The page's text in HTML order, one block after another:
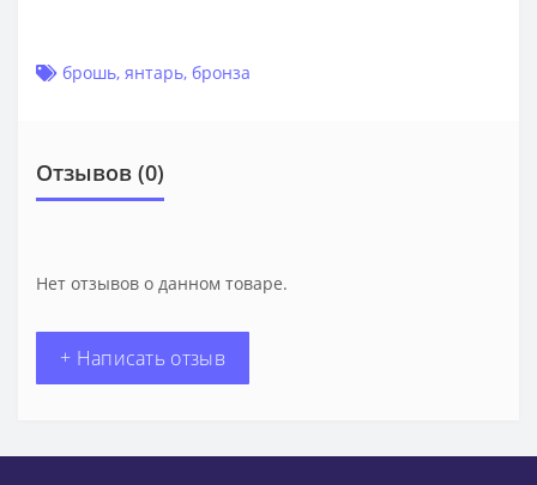
брошь, янтарь, бронза
Отзывов (0)
Нет отзывов о данном товаре.
+ Написать отзыв